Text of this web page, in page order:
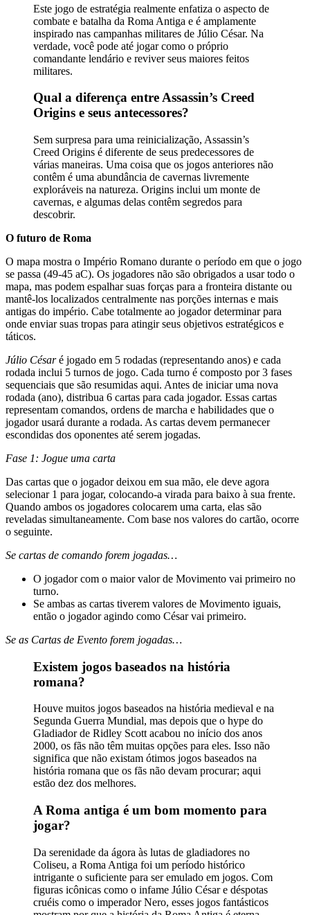
Este jogo de estratégia realmente enfatiza o aspecto de
combate e batalha da Roma Antiga e é amplamente
inspirado nas campanhas militares de Júlio César. Na
verdade, você pode até jogar como o próprio
comandante lendário e reviver seus maiores feitos
militares.
Qual a diferença entre Assassin’s Creed
Origins e seus antecessores?
Sem surpresa para uma reinicialização, Assassin’s
Creed Origins é diferente de seus predecessores de
várias maneiras. Uma coisa que os jogos anteriores não
contêm é uma abundância de cavernas livremente
exploráveis ​​na natureza. Origins inclui um monte de
cavernas, e algumas delas contêm segredos para
descobrir.
O futuro de Roma
O mapa mostra o Império Romano durante o período em que o jogo
se passa (49-45 aC). Os jogadores não são obrigados a usar todo o
mapa, mas podem espalhar suas forças para a fronteira distante ou
mantê-los localizados centralmente nas porções internas e mais
antigas do império. Cabe totalmente ao jogador determinar para
onde enviar suas tropas para atingir seus objetivos estratégicos e
táticos.
Júlio Césaré jogado em 5 rodadas (representando anos) e cada
rodada inclui 5 turnos de jogo. Cada turno é composto por 3 fases
sequenciais que são resumidas aqui. Antes de iniciar uma nova
rodada (ano), distribua 6 cartas para cada jogador. Essas cartas
representam comandos, ordens de marcha e habilidades que o
jogador usará durante a rodada. As cartas devem permanecer
escondidas dos oponentes até serem jogadas.
Fase 1: Jogue uma carta
Das cartas que o jogador deixou em sua mão, ele deve agora
selecionar 1 para jogar, colocando-a virada para baixo à sua frente.
Quando ambos os jogadores colocarem uma carta, elas são
reveladas simultaneamente. Com base nos valores do cartão, ocorre
o seguinte.
Se cartas de comando forem jogadas…
O jogador com o maior valor de Movimento vai primeiro no
turno.
Se ambas as cartas tiverem valores de Movimento iguais,
então o jogador agindo como César vai primeiro.
Se as Cartas de Evento forem jogadas…
Existem jogos baseados na história
romana?
Houve muitos jogos baseados na história medieval e na
Segunda Guerra Mundial, mas depois que o hype do
Gladiador de Ridley Scott acabou no início dos anos
2000, os fãs não têm muitas opções para eles. Isso não
significa que não existam ótimos jogos baseados na
história romana que os fãs não devam procurar; aqui
estão dez dos melhores.
A Roma antiga é um bom momento para
jogar?
Da serenidade da ágora às lutas de gladiadores no
Coliseu, a Roma Antiga foi um período histórico
intrigante o suficiente para ser emulado em jogos. Com
figuras icônicas como o infame Júlio César e déspotas
cruéis como o imperador Nero, esses jogos fantásticos